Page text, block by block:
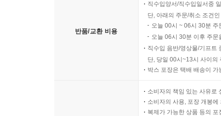
반품/교환 비용
직수입양서/직수입일서중
단, 아래의 주문/취소 조건
오늘 00시 ~ 06시 30분
오늘 06시 30분 이후 주
직수입 음반/영상물/기프트
단, 당일 00시~13시 사이의
박스 포장은 택배 배송이
소비자의 책임 있는 사유로
소비자의 사용, 포장 개봉
복제가 가능한 상품 등의